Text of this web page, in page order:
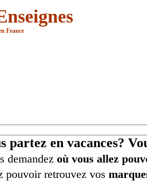
France
partez en vacances?
demandez où vous allez
pouvoir retrouvez vos